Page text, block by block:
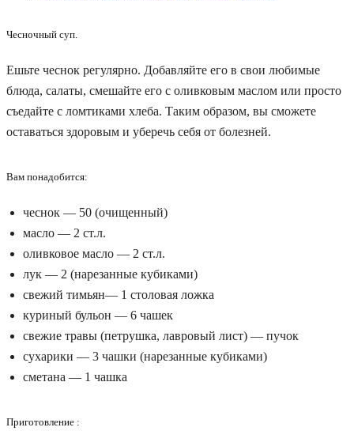
Чесночный суп.
Ешьте чеснок регулярно. Добавляйте его в свои любимые
блюда, салаты, смешайте его с оливковым маслом или просто
съедайте с ломтиками хлеба. Таким образом, вы сможете
оставаться здоровым и уберечь себя от болезней.
Вам понадобится:
чеснок — 50 (очищенный)
масло — 2 ст.л.
оливковое масло — 2 ст.л.
лук — 2 (нарезанные кубиками)
свежий тимьян— 1 столовая ложка
куриный бульон — 6 чашек
свежие травы (петрушка, лавровый лист) — пучок
сухарики — 3 чашки (нарезанные кубиками)
сметана — 1 чашка
Приготовление :